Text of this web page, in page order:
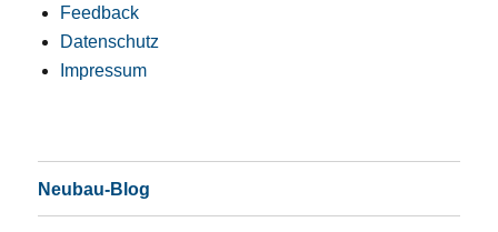
Feedback
Datenschutz
Impressum
Neubau-Blog